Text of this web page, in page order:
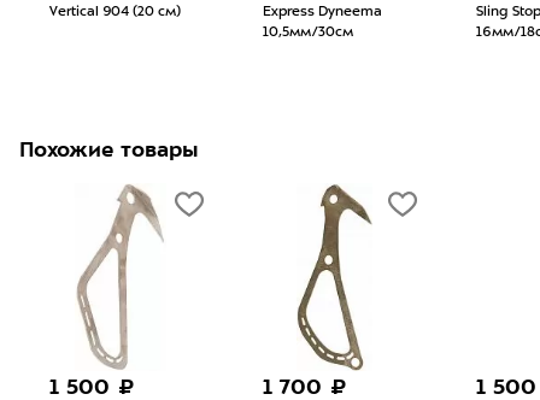
Vertical 904 (20 см)
Express Dyneema
10,5мм/30см
Sling
16мм/
Похожие товары
1 500 ₽ 1 700 ₽ 1